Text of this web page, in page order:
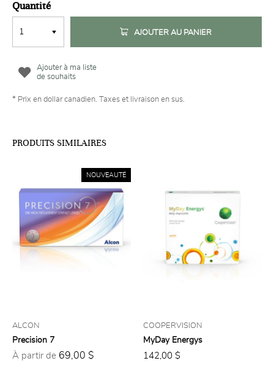
Quantité
AJOUTER AU PANIER
Ajouter à ma liste
de souhaits
* Prix en dollar canadien. Taxes et livraison en sus.
PRODUITS SIMILAIRES
NOUVEAUTÉ
ALCON
Precision 7
À partir de 69,00 $
COOPERVISION
MyDay Energys
142,00 $